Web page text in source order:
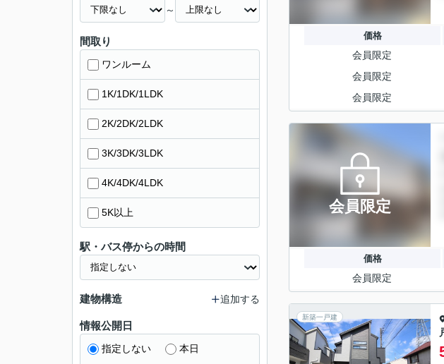
価格
会員限定
会員限定
会員限定
会員限定
価格
会員限定
新築一戸建
～
間取り
ワンルーム
1K/1DK/1LDK
2K/2DK/2LDK
3K/3DK/3LDK
4K/4DK/4LDK
5K以上
駅・バス停からの時間
建物構造 追加する
情報公開日
指定しない 本日